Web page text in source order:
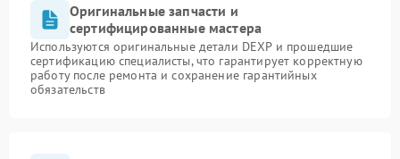
Оригинальные запчасти и
сертифицированные мастера
Используются оригинальные детали DEXP и прошедшие
сертификацию специалисты, что гарантирует корректную
работу после ремонта и сохранение гарантийных
обязательств